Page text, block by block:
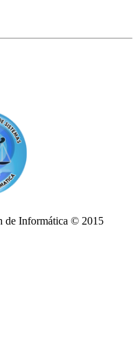
de Informática © 2015